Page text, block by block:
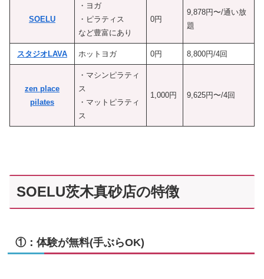
SOELU
・ヨガ
・ピラティス
など豊富にあり
0円
9,878円〜/通い放
題
スタジオLAVA ホットヨガ 0円 8,800円/4回
zen place
pilates
・マシンピラティ
ス
・マットピラティ
ス
1,000円 9,625円〜/4回
SOELU茨木真砂店の特徴
①：体験が無料(手ぶらOK)